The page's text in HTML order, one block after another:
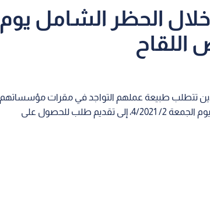
خلال الحظر الشامل يوم
الذين تتطلب طبيعة عملهم التواجد في مقرات مؤسساتهم
أثناء فترة حظر التجول الشامل الذي سيطبق في المملكة يوم الجمعة 2/ 4/2021، إلى تقديم طلب للحصول على